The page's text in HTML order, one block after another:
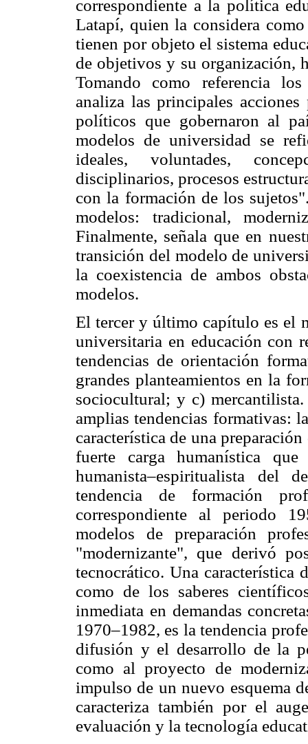
correspondiente a la política
Latapí, quien la considera
tienen por objeto el sistema
de objetivos y su organización,
Tomando como referencia
analiza las principales
políticos que gobernaron al
modelos de universidad se
ideales, voluntades,
disciplinarios, procesos
con la formación de los
modelos: tradicional,
Finalmente, señala que en
transición del modelo de
la coexistencia de ambos
modelos.
El tercer y último capítulo es el
universitaria en educación con
tendencias de orientación
grandes planteamientos en la
sociocultural; y c)
amplias tendencias formativas:
característica de una
fuerte carga humanística
humanista–espiritualista del
tendencia de formación
correspondiente al periodo
modelos de preparación
"modernizante", que derivó
tecnocrático. Una
como de los saberes
inmediata en demandas
1970–1982, es la tendencia
difusión y el desarrollo de la
como al proyecto de
impulso de un nuevo esquema
caracteriza también por el
evaluación y la tecnología